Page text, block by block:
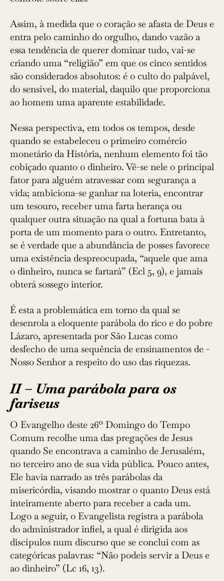
Assim, à medida que o coração se afasta de Deus e
entra pelo caminho do orgulho, dando vazão a
essa tendência de querer dominar tudo, vai-se
criando uma “religião” em que os cinco sentidos
são considerados absolutos: é o culto do palpável,
do sensível, do material, daquilo que proporciona
ao homem uma aparente estabilidade.
Nessa perspectiva, em todos os tempos, desde
quando se estabeleceu o primeiro comércio
monetário da História, nenhum elemento foi tão
cobiçado quanto o dinheiro. Vê-se nele o principal
fator para alguém atravessar com segurança a
vida; ambiciona-se ganhar na loteria, encontrar
um tesouro, receber uma farta herança ou
qualquer outra situação na qual a fortuna bata à
porta de um momento para o outro. Entretanto,
se é verdade que a abundância de posses favorece
uma existência despreocupada, “aquele que ama
o dinheiro, nunca se fartará” (Ecl 5, 9), e jamais
obterá sossego interior.
É esta a problemática em torno da qual se
desenrola a eloquente parábola do rico e do pobre
Lázaro, apresentada por São Lucas como
desfecho de uma sequência de ensinamentos de ­
Nosso Senhor a respeito do uso das riquezas.
II – Uma parábola para os
fariseus
O Evangelho deste 26º Domingo do Tempo
Comum recolhe uma das pregações de Jesus
quando Se encontrava a caminho de Jerusalém,
no terceiro ano de sua vida pública. Pouco antes,
Ele havia narrado as três parábolas da
misericórdia, visando mostrar o quanto Deus está
inteiramente aberto para receber a cada um.
Logo a seguir, o Evangelista registra a parábola
do administrador infiel, a qual é dirigida aos
discípulos num discurso que se conclui com as
categóricas palavras: “Não podeis servir a Deus e
ao dinheiro” (Lc 16, 13).